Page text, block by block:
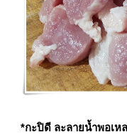
*กะปิดี ละลายน้ำพอเห